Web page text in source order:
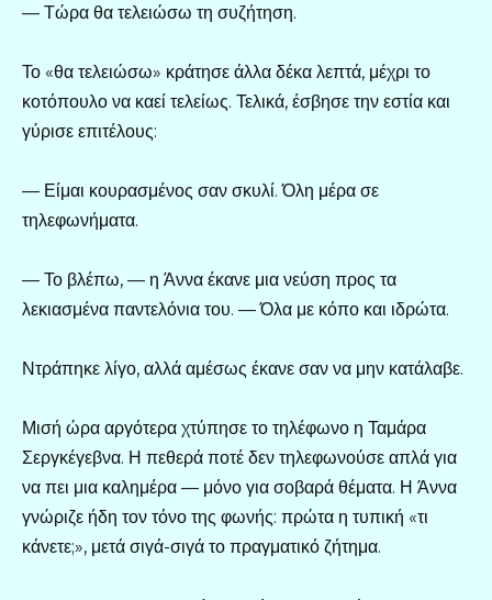
— Τώρα θα τελειώσω τη συζήτηση.
Το «θα τελειώσω» κράτησε άλλα δέκα λεπτά, μέχρι το
κοτόπουλο να καεί τελείως. Τελικά, έσβησε την εστία και
γύρισε επιτέλους:
— Είμαι κουρασμένος σαν σκυλί. Όλη μέρα σε
τηλεφωνήματα.
— Το βλέπω, — η Άννα έκανε μια νεύση προς τα
λεκιασμένα παντελόνια του. — Όλα με κόπο και ιδρώτα.
Ντράπηκε λίγο, αλλά αμέσως έκανε σαν να μην κατάλαβε.
Μισή ώρα αργότερα χτύπησε το τηλέφωνο η Ταμάρα
Σεργκέγεβνα. Η πεθερά ποτέ δεν τηλεφωνούσε απλά για
να πει μια καλημέρα — μόνο για σοβαρά θέματα. Η Άννα
γνώριζε ήδη τον τόνο της φωνής: πρώτα η τυπική «τι
κάνετε;», μετά σιγά-σιγά το πραγματικό ζήτημα.